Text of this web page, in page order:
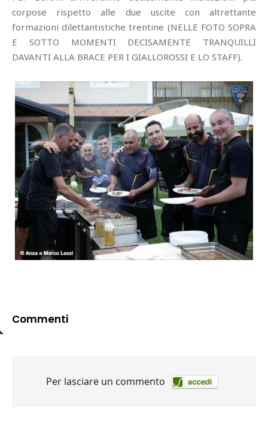
corpose rispetto alle due uscite con altrettante
formazioni dilettantistiche trentine (NELLE FOTO SOPRA
E SOTTO MOMENTI DECISAMENTE TRANQUILLI
DAVANTI ALLA BRACE PER I GIALLOROSSI E LO STAFF).
Commenti